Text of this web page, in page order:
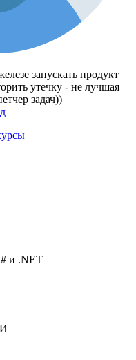
запускать продукт
утечку - не лучшая
задач))
и .NET